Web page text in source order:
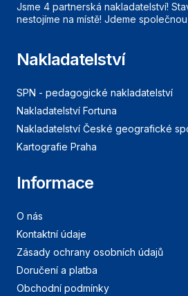
Jsme 4 partnerská nakladatelství!
nestojíme na místě! Jdeme
Nakladatelství
SPN - pedagogické nakladatelství
Nakladatelství Fortuna
Nakladatelství České geografické
Kartografie Praha
Informace
O nás
Kontaktní údaje
Zásady ochrany osobních údajů
Doručení a platba
Obchodní podmínky